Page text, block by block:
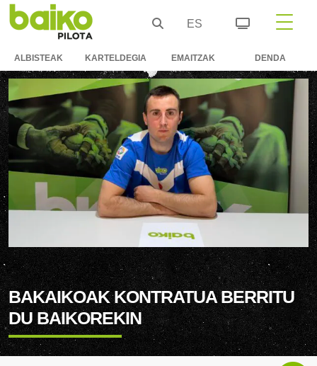
ES
ALBISTEAK KARTELDEGIA EMAITZAK DENDA
BAKAIKOAK KONTRATUA BERRITU
DU BAIKOREKIN